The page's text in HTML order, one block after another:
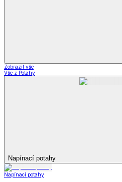
Zobrazit vše
Vše z Potahy
Napínací potahy
Napínací potahy